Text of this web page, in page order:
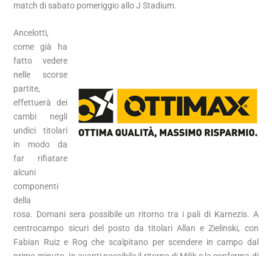
match di sabato pomeriggio allo J Stadium.
Ancelotti,
come già ha
fatto vedere
nelle scorse
partite,
effettuerà dei
cambi negli
undici titolari
in modo da
far rifiatare
alcuni
componenti
della
rosa. Domani sera possibile un ritorno tra i pali di Karnezis. A
centrocampo sicuri del posto da titolari Allan e Zielinski, con
Fabian Ruiz e Rog che scalpitano per scendere in campo dal